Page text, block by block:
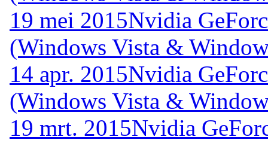
19 mei 2015Nvidia
(Windows Vista &
14 apr. 2015Nvidia
(Windows Vista &
19 mrt. 2015Nvidia